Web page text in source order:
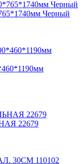
Черный
22679